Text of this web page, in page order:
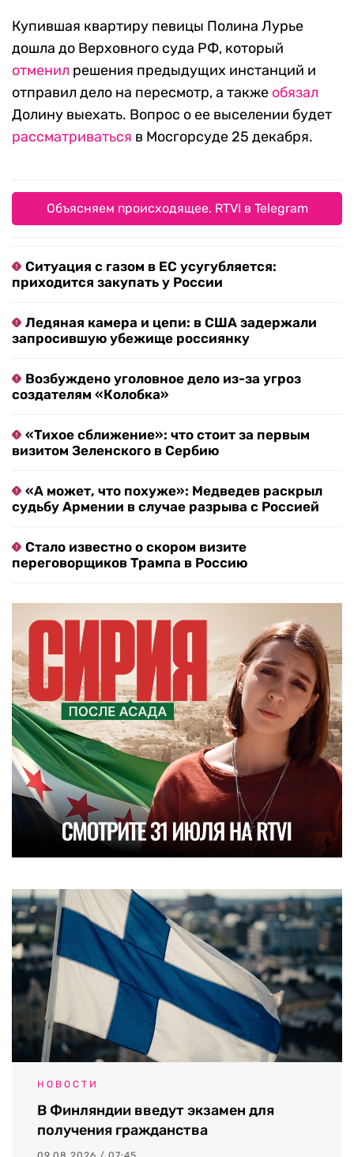
Купившая квартиру певицы Полина Лурье
дошла до Верховного суда РФ, который
отменил решения предыдущих инстанций и
отправил дело на пересмотр, а также обязал
Долину выехать. Вопрос о ее выселении будет
рассматриваться в Мосгорсуде 25 декабря.
Объясняем происходящее. RTVI в Telegram
Ситуация с газом в ЕС усугубляется:
приходится закупать у России
Ледяная камера и цепи: в США задержали
запросившую убежище россиянку
Возбуждено уголовное дело из-за угроз
создателям «Колобка»
«Тихое сближение»: что стоит за первым
визитом Зеленского в Сербию
«А может, что похуже»: Медведев раскрыл
судьбу Армении в случае разрыва с Россией
Стало известно о скором визите
переговорщиков Трампа в Россию
НОВОСТИ
В Финляндии введут экзамен для
получения гражданства